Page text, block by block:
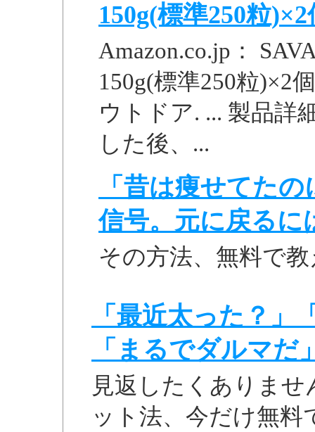
150g(標準250粒)×2
Amazon.co.jp：
150g(標準250粒)×2
ウトドア. ... 製品詳
した後、...
「昔は痩せてた
信号。元に戻るに
その方法、無料で
「最近太った？
「まるでダルマだ
見返したくありま
ット法、今だけ無料